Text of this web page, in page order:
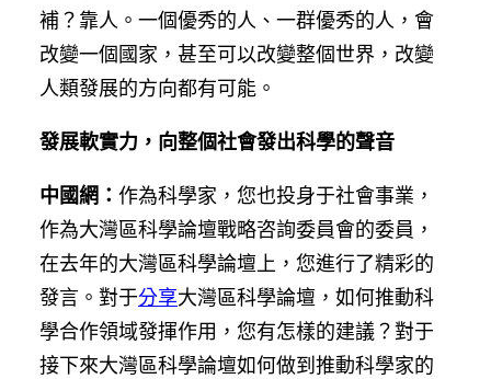
補？靠人。一個優秀的人、一群優秀的人，會
改變一個國家，甚至可以改變整個世界，改變
人類發展的方向都有可能。
發展軟實力，向整個社會發出科學的聲音
中國網： 作為科學家，您也投身于社會事業，
作為大灣區科學論壇戰略咨詢委員會的委員，
在去年的大灣區科學論壇上，您進行了精彩的
發言。對于分享大灣區科學論壇，如何推動科
學合作領域發揮作用，您有怎樣的建議？對于
接下來大灣區科學論壇如何做到推動科學家的